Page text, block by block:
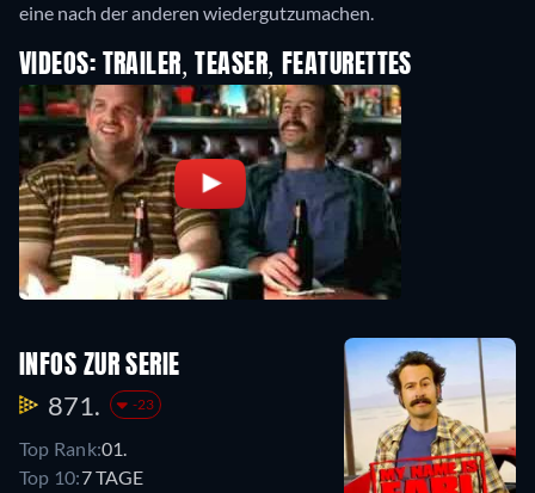
eine nach der anderen wiedergutzumachen.
VIDEOS: TRAILER, TEASER, FEATURETTES
INFOS ZUR SERIE
871. -23
Top Rank:01.
Top 10:7 TAGE